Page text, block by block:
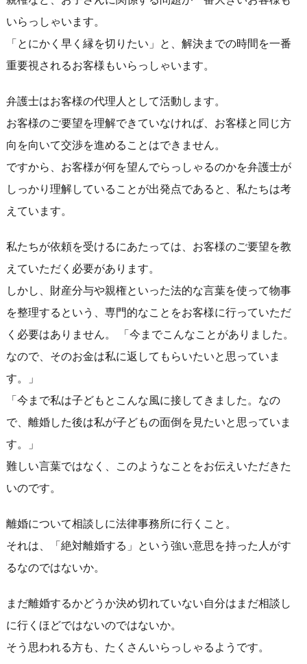
いらっしゃいます。
「とにかく早く縁を切りたい」と、解決までの時間を一番
重要視されるお客様もいらっしゃいます。
弁護士はお客様の代理人として活動します。
お客様のご要望を理解できていなければ、お客様と同じ方
向を向いて交渉を進めることはできません。
ですから、お客様が何を望んでらっしゃるのかを弁護士が
しっかり理解していることが出発点であると、私たちは考
えています。
私たちが依頼を受けるにあたっては、お客様のご要望を教
えていただく必要があります。
しかし、財産分与や親権といった法的な言葉を使って物事
を整理するという、専門的なことをお客様に行っていただ
く必要はありません。 「今までこんなことがありました。
なので、そのお金は私に返してもらいたいと思っていま
す。」
「今まで私は子どもとこんな風に接してきました。なの
で、離婚した後は私が子どもの面倒を見たいと思っていま
す。」
難しい言葉ではなく、このようなことをお伝えいただきた
いのです。
離婚について相談しに法律事務所に行くこと。
それは、「絶対離婚する」という強い意思を持った人がす
るなのではないか。
まだ離婚するかどうか決め切れていない自分はまだ相談し
に行くほどではないのではないか。
そう思われる方も、たくさんいらっしゃるようです。